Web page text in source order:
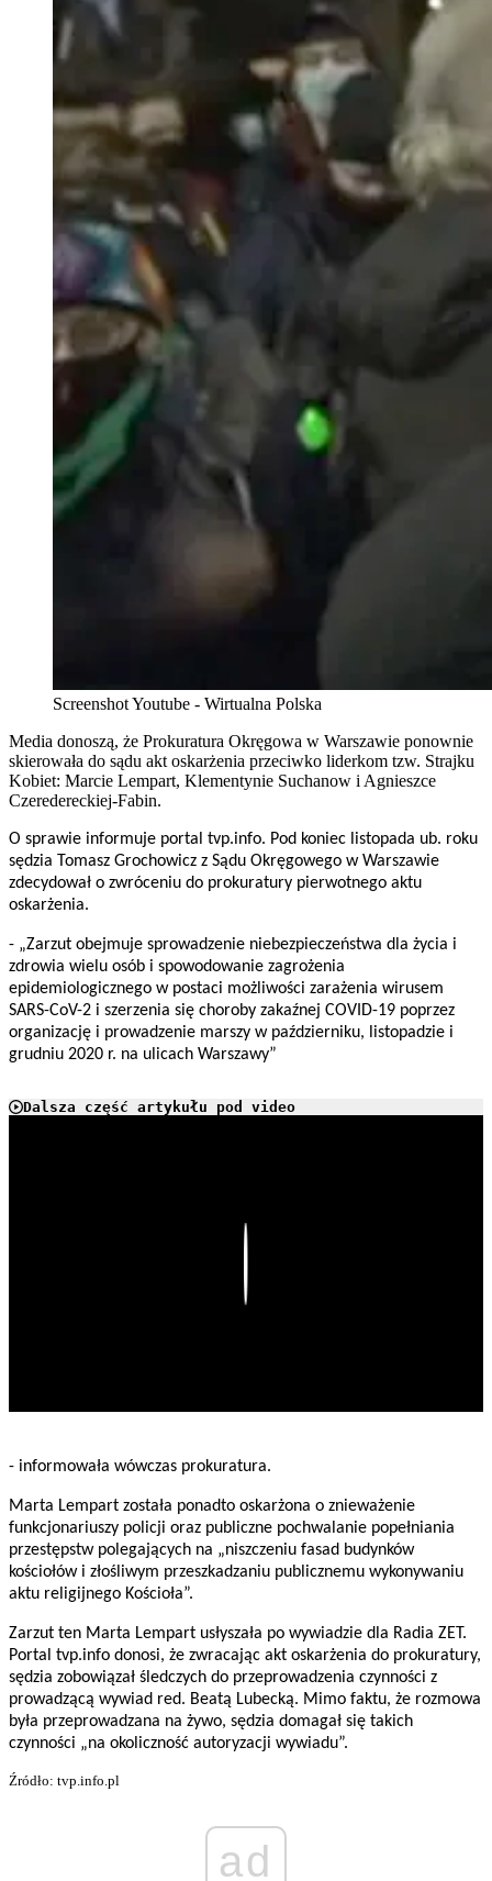
Screenshot Youtube - Wirtualna Polska
Media donoszą, że Prokuratura Okręgowa w Warszawie ponownie
skierowała do sądu akt oskarżenia przeciwko liderkom tzw. Strajku
Kobiet: Marcie Lempart, Klementynie Suchanow i Agnieszce
Czeredereckiej-Fabin.
O sprawie informuje portal tvp.info. Pod koniec listopada ub. roku
sędzia Tomasz Grochowicz z Sądu Okręgowego w Warszawie
zdecydował o zwróceniu do prokuratury pierwotnego aktu
oskarżenia.
- „Zarzut obejmuje sprowadzenie niebezpieczeństwa dla życia i
zdrowia wielu osób i spowodowanie zagrożenia
epidemiologicznego w postaci możliwości zarażenia wirusem
SARS-CoV-2 i szerzenia się choroby zakaźnej COVID-19 poprzez
organizację i prowadzenie marszy w październiku, listopadzie i
grudniu 2020 r. na ulicach Warszawy”
Dalsza część artykułu pod video
- informowała wówczas prokuratura.
Marta Lempart została ponadto oskarżona o znieważenie
funkcjonariuszy policji oraz publiczne pochwalanie popełniania
przestępstw polegających na „niszczeniu fasad budynków
kościołów i złośliwym przeszkadzaniu publicznemu wykonywaniu
aktu religijnego Kościoła”.
Zarzut ten Marta Lempart usłyszała po wywiadzie dla Radia ZET.
Portal tvp.info donosi, że zwracając akt oskarżenia do prokuratury,
sędzia zobowiązał śledczych do przeprowadzenia czynności z
prowadzącą wywiad red. Beatą Lubecką. Mimo faktu, że rozmowa
była przeprowadzana na żywo, sędzia domagał się takich
czynności „na okoliczność autoryzacji wywiadu”.
Źródło: tvp.info.pl
ad